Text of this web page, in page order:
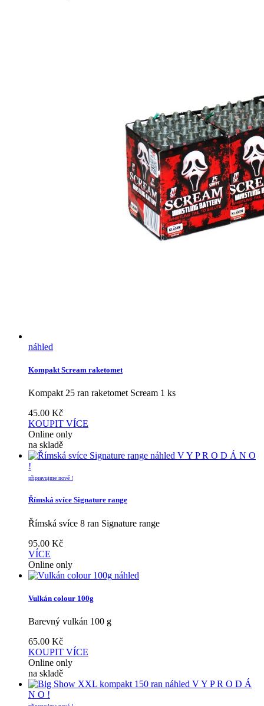
náhled
Kompakt Scream raketomet
Kompakt 25 ran raketomet Scream 1 ks
45.00 Kč
KOUPIT VÍCE
Online only
na skladě
náhled V Y P R O D Á N O
!
připravujme nové !
Římská svíce Signature range
Římská svíce 8 ran Signature range
95.00 Kč
VÍCE
Online only
náhled
Vulkán colour 100g
Barevný vulkán 100 g
65.00 Kč
KOUPIT VÍCE
Online only
na skladě
náhled V Y P R O D Á
N O !